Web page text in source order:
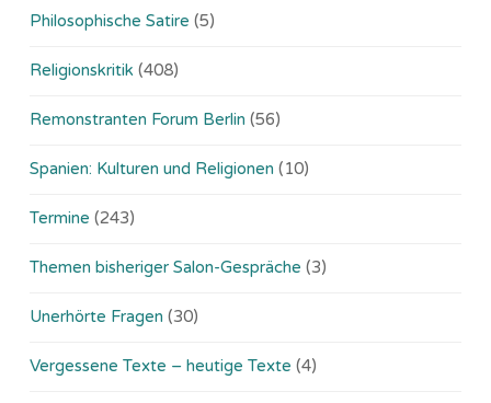
Philosophische Satire (5)
Religionskritik (408)
Remonstranten Forum Berlin (56)
Spanien: Kulturen und Religionen (10)
Termine (243)
Themen bisheriger Salon-Gespräche (3)
Unerhörte Fragen (30)
Vergessene Texte – heutige Texte (4)